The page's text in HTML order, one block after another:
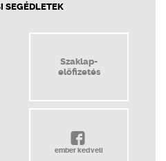
SEGÉDLETEK
Szaklap-
előfizetés
ember kedveli